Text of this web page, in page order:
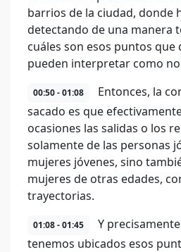
barrios de la ciudad, donde
detectando de una manera
cuáles son esos puntos que
pueden interpretar como
00:50 - 01:08
Entonces, la
sacado es que
ocasiones las salidas o los
solamente de las personas
mujeres jóvenes, sino
mujeres de otras edades,
trayectorias.
01:08 - 01:45
Y
tenemos ubicados esos